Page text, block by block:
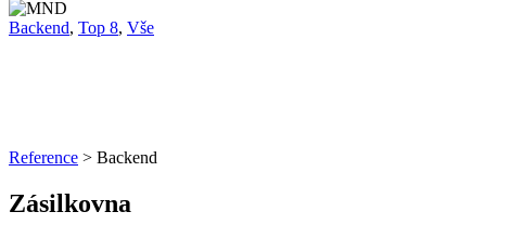
Backend, Top 8, Vše
Reference > Backend
Zásilkovna